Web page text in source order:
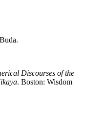
Discourses of the
. Boston: Wisdom